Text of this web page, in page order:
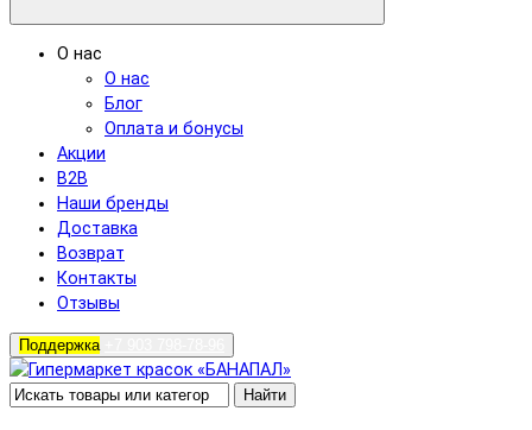
О нас
О нас
Блог
Оплата и бонусы
Акции
B2B
Наши бренды
Доставка
Возврат
Контакты
Отзывы
Поддержка
Найти